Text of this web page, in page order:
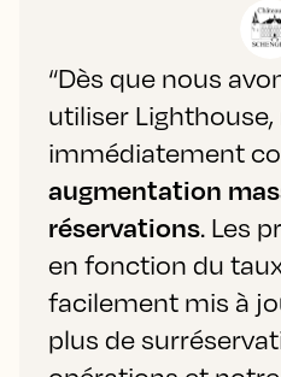
“Dès que nous
utiliser
immédiatement
augmentation
réservations. Les
en fonction du
facilement mis à
plus de